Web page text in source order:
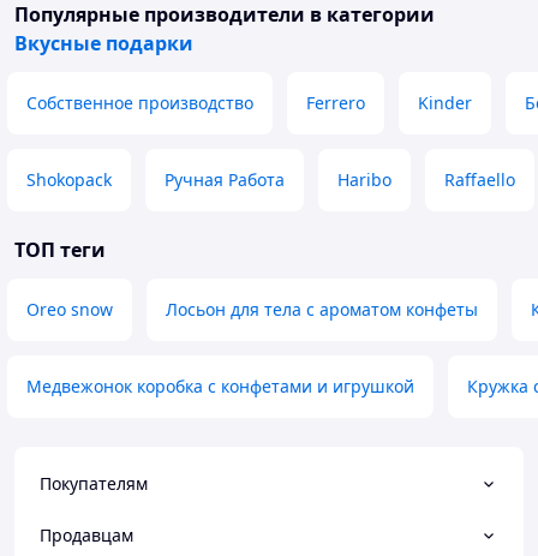
Популярные производители в категории
Вкусные подарки
Собственное производство Ferrero Kinder
Shokopack Ручная Работа Haribo Raffaello
ТОП теги
Oreo snow Лосьон для тела с ароматом конфеты
Медвежонок коробка с конфетами и игрушкой Кружка
Покупателям
Продавцам